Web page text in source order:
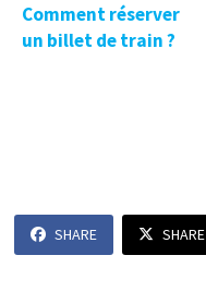
Comment réserver
un billet de train ?
SHARE SHARE